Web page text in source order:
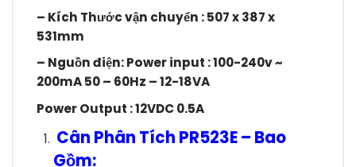
– Kích Thước vận chuyển : 507 x 387 x
531mm
– Nguồn điện: Power input : 100-240v ~
200mA 50 – 60Hz – 12-18VA
Power Output : 12VDC 0.5A
Cân Phân Tích PR523E – Bao
Gồm: